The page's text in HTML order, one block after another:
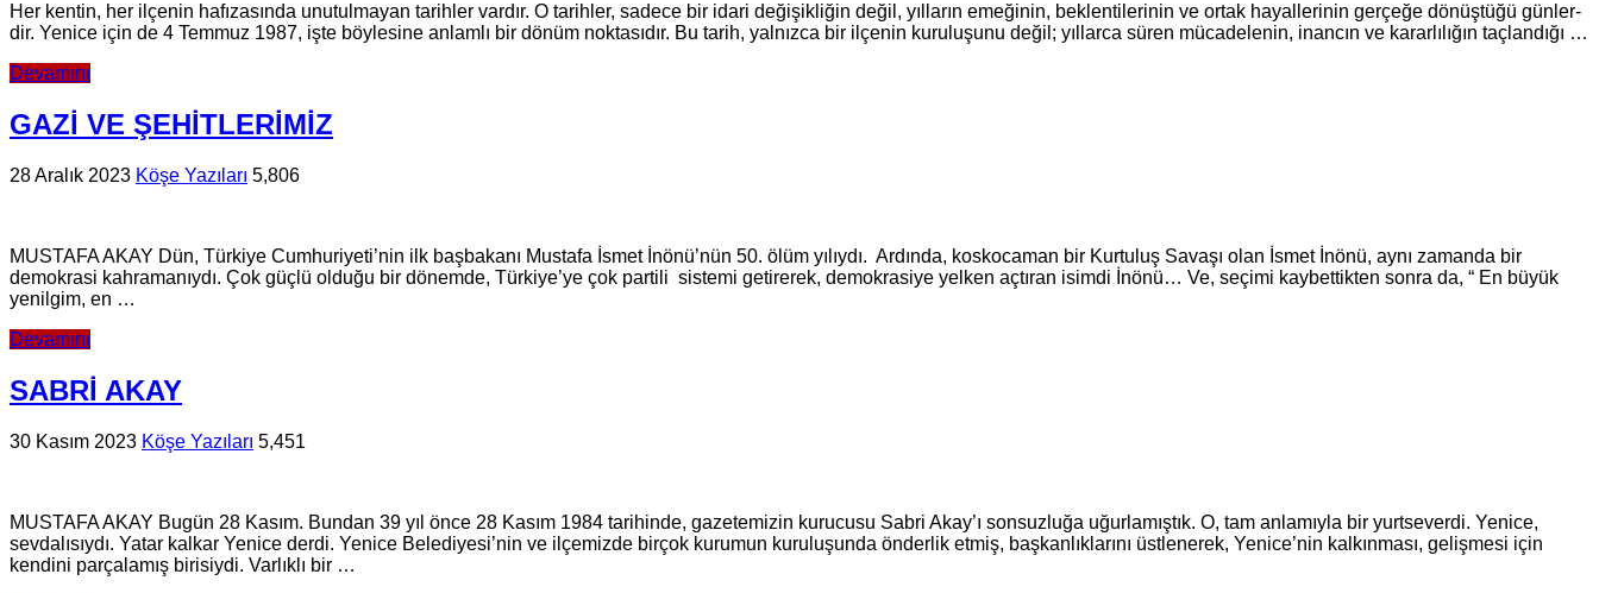
Her ken­tin, her il­çe­nin ha­fı­za­sın­da unu­tul­ma­yan ta­rih­ler var­dır. O ta­rih­ler, sa­de­ce bir idari de­ği­şik­li­ğin değil, yıl­la­rın eme­ği­nin, bek­len­ti­le­ri­nin ve ortak ha­yal­le­ri­nin ger­çe­ğe dö­nüş­tü­ğü gün­ler­
dir. Ye­ni­ce için de 4 Tem­muz 1987, işte böy­le­si­ne an­lam­lı bir dönüm nok­ta­sı­dır. Bu tarih, yal­nız­ca bir il­çe­nin ku­ru­lu­şu­nu değil; yıl­lar­ca süren mü­ca­de­le­nin, inan­cın ve ka­rar­lı­lı­ğın taç­lan­dı­ğı …
Devamını
GAZİ VE ŞEHİTLERİMİZ
28 Aralık 2023 Köşe Yazıları 5,806
MUSTAFA AKAY Dün, Türkiye Cumhuriyeti’nin ilk başbakanı Mustafa İsmet İnönü’nün 50. ölüm yılıydı. Ardında, koskocaman bir Kurtuluş Savaşı olan İsmet İnönü, aynı zamanda bir
demokrasi kahramanıydı. Çok güçlü olduğu bir dönemde, Türkiye’ye çok partili sistemi getirerek, demokrasiye yelken açtıran isimdi İnönü… Ve, seçimi kaybettikten sonra da, “ En büyük
yenilgim, en …
Devamını
SABRİ AKAY
30 Kasım 2023 Köşe Yazıları 5,451
MUSTAFA AKAY Bugün 28 Kasım. Bundan 39 yıl önce 28 Kasım 1984 tarihinde, gazetemizin kurucusu Sabri Akay’ı sonsuzluğa uğurlamıştık. O, tam anlamıyla bir yurtseverdi. Yenice,
sevdalısıydı. Yatar kalkar Yenice derdi. Yenice Belediyesi’nin ve ilçemizde birçok kurumun kuruluşunda önderlik etmiş, başkanlıklarını üstlenerek, Yenice’nin kalkınması, gelişmesi için
kendini parçalamış birisiydi. Varlıklı bir …